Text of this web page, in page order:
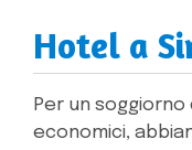
Hotel a
Per un soggiorno
economici,